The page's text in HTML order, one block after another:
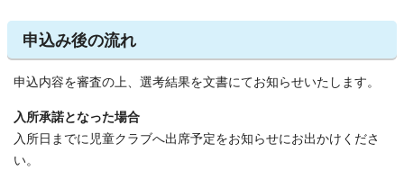
申込み後の流れ
申込内容を審査の上、選考結果を文書にてお知らせいたします。
入所承諾となった場合
入所日までに児童クラブへ出席予定をお知らせにお出かけくださ
い。